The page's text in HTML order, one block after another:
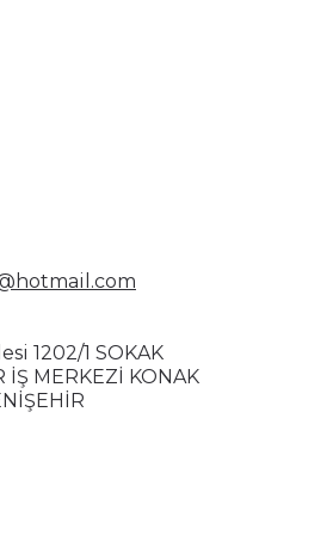
1202/1 SOKAK
İŞ MERKEZİ KONAK